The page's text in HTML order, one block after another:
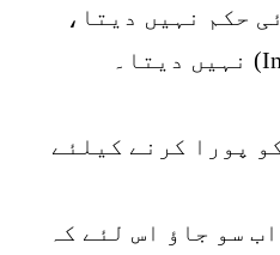
حکم نہیں دیتا،
پورا کرنے کیلئے
سو جاؤ اس لئے کہ